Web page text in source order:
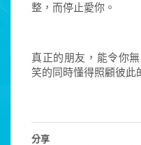
整，而停止愛你。
真正的朋友，能令你
笑的同時懂得照顧彼此
分享